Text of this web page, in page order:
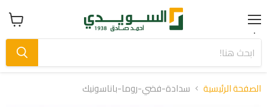
Menu عرض
سلة
الصفحة الرئيسية سدادة-فضي-روما-باناسونيك